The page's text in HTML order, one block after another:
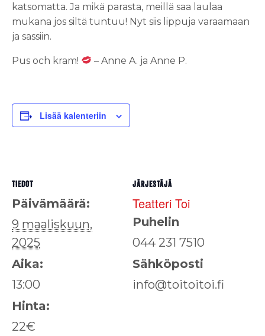
katsomatta. Ja mikä parasta, meillä saa laulaa
mukana jos siltä tuntuu! Nyt siis lippuja varaamaan
ja sassiin.
Pus och kram! – Anne A. ja Anne P.
Lisää kalenteriin
TIEDOT
Päivämäärä:
9 maaliskuun,
2025
Aika:
13:00
Hinta:
22€
JÄRJESTÄJÄ
Teatteri Toi
Puhelin
044 231 7510
Sähköposti
info@toitoitoi.fi